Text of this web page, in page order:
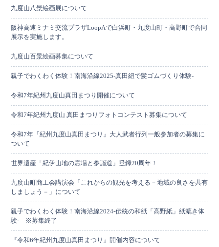
九度山八景絵画展について
阪神高速ミナミ交流プラザLoopAで白浜町・九度山町・高野町で合同
展示を実施します。
九度山百景絵画募集について
親子でわくわく体験！南海沿線2025-真田紐で髪ゴムづくり体験-
令和7年紀州九度山真田まつり開催について
令和7年紀州九度山 真田まつりフォトコンテスト募集について
令和7年『紀州九度山真田まつり』大人武者行列一般参加者の募集に
ついて
世界遺産「紀伊山地の霊場と参詣道」登録20周年！
九度山町商工会講演会「これからの観光を考える－地域の良さを共有
しましょう－」について
親子でわくわく体験！南海沿線2024-伝統の和紙「高野紙」紙漉き体
験- ※募集終了
『令和6年紀州九度山真田まつり』開催内容について